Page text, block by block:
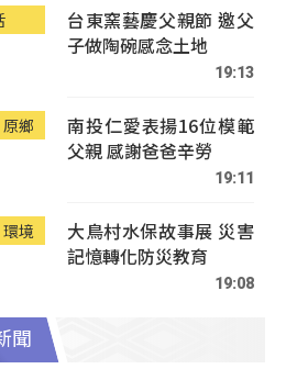
台東窯藝慶父親節 邀父
子做陶碗感念土地
19:13
原鄉
南投仁愛表揚16位模範
父親 感謝爸爸辛勞
19:11
環境
大鳥村水保故事展 災害
記憶轉化防災教育
19:08
聞